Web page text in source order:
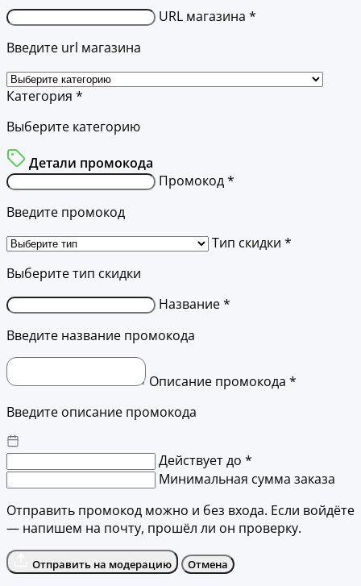
URL магазина *
Введите url магазина
Категория *
Выберите категорию
Детали промокода
Промокод *
Введите промокод
Тип скидки *
Выберите тип скидки
Название *
Введите название промокода
Описание промокода *
Введите описание промокода
Действует до *
Минимальная сумма заказа
Отправить промокод можно и без входа. Если войдёте
— напишем на почту, прошёл ли он проверку.
Отправить на модерацию Отмена